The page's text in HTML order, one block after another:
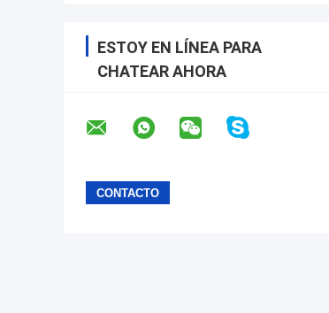
ESTOY EN LÍNEA PARA
CHATEAR AHORA